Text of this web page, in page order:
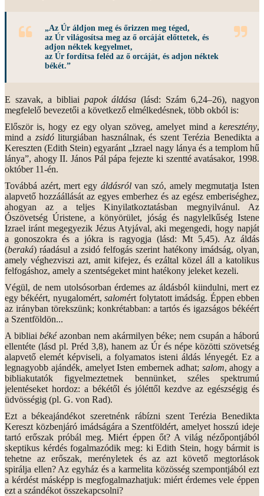
„Az Úr áldjon meg és őrizzen meg téged,
az Úr világosítsa meg az ő orcáját előttetek, és
adjon néktek kegyelmet,
az Úr fordítsa feléd az ő orcáját, és adjon néktek
békét.”
E szavak, a bibliai papok áldása (lásd: Szám 6,24–26), nagyon
megfelelő bevezetői a következő elmélkedésnek, több okból is:
Először is, hogy ez egy olyan szöveg, amelyet mind a keresztény,
mind a zsidóliturgiában használnak, és szent Terézia Benedikta a
Kereszten (Edith Stein) egyaránt „Izrael nagy lánya és a templom hű
lánya”, ahogy II. János Pál pápa fejezte ki szentté avatásakor, 1998.
október 11-én.
Továbbá azért, mert egy áldásrólvan szó, amely megmutatja Isten
alapvető hozzáállását az egyes emberhez és az egész emberiséghez,
ahogyan az a teljes Kinyilatkoztatásban megnyilvánul. Az
Ószövetség Úristene, a könyörület, jóság és nagylelkűség Istene
Izrael iránt megegyezik Jézus Atyjával, aki megengedi, hogy napját
a gonoszokra és a jókra is ragyogja (lásd: Mt 5,45). Az áldás
(beraká) ráadásul a zsidó felfogás szerint hatékony imádság, olyan,
amely véghezviszi azt, amit kifejez, és ezáltal közel áll a katolikus
felfogáshoz, amely a szentségeket mint hatékony jeleket kezeli.
Végül, de nem utolsósorban érdemes az áldásból kiindulni, mert ez
egy békéért, nyugalomért,salomért folytatott imádság. Éppen ebben
az irányban törekszünk; konkrétabban: a tartós és igazságos békéért
a Szentföldön...
A bibliaibékéazonban nem akármilyen béke; nem csupán a háború
ellentéte (lásd pl. Préd 3,8), hanem az Úr és népe közötti szövetség
alapvető elemét képviseli, a folyamatos isteni áldás lényegét. Ez a
legnagyobb ajándék, amelyet Isten embernek adhat; salom, ahogy a
bibliakutatók figyelmeztetnek bennünket, széles spektrumú
jelentéseket hordoz: a békétől és jóléttől kezdve az egészségig és
üdvösségig (pl. G. von Rad).
Ezt a békeajándékot szeretnénk rábízni szent Terézia Benedikta
Kereszt közbenjáró imádságára a Szentföldért, amelyet hosszú ideje
tartó erőszak próbál meg. Miért éppen őt? A világ nézőpontjából
skeptikus kérdés fogalmazódik meg: ki Edith Stein, hogy bármit is
tehetne az erőszak, merényletek és az azt követő megtorlások
spirálja ellen? Az egyház és a karmelita közösség szempontjából ezt
a kérdést másképp is megfogalmazhatjuk: miért érdemes vele éppen
ezt a szándékot összekapcsolni?